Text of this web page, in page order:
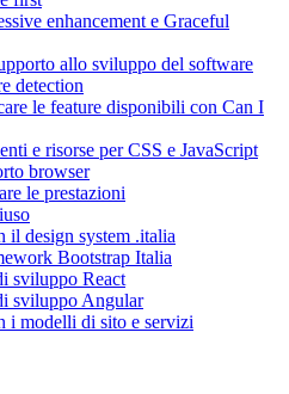
enhancement e Graceful
allo sviluppo del software
detection
le feature disponibili con Can I
e risorse per CSS e JavaScript
browser
le prestazioni
il design system .italia
Bootstrap Italia
sviluppo React
sviluppo Angular
i modelli di sito e servizi